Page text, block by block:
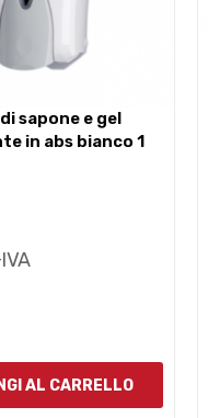
in abs bianco 1
AL CARRELLO